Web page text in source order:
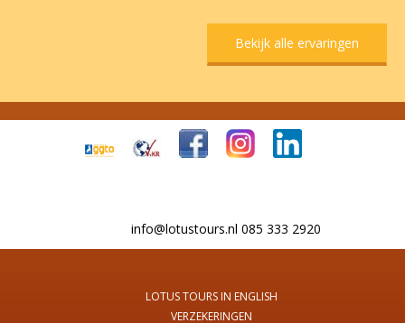
Bekijk alle ervaringen
info@lotustours.nl 085 333 2920
LOTUS TOURS IN ENGLISH
VERZEKERINGEN